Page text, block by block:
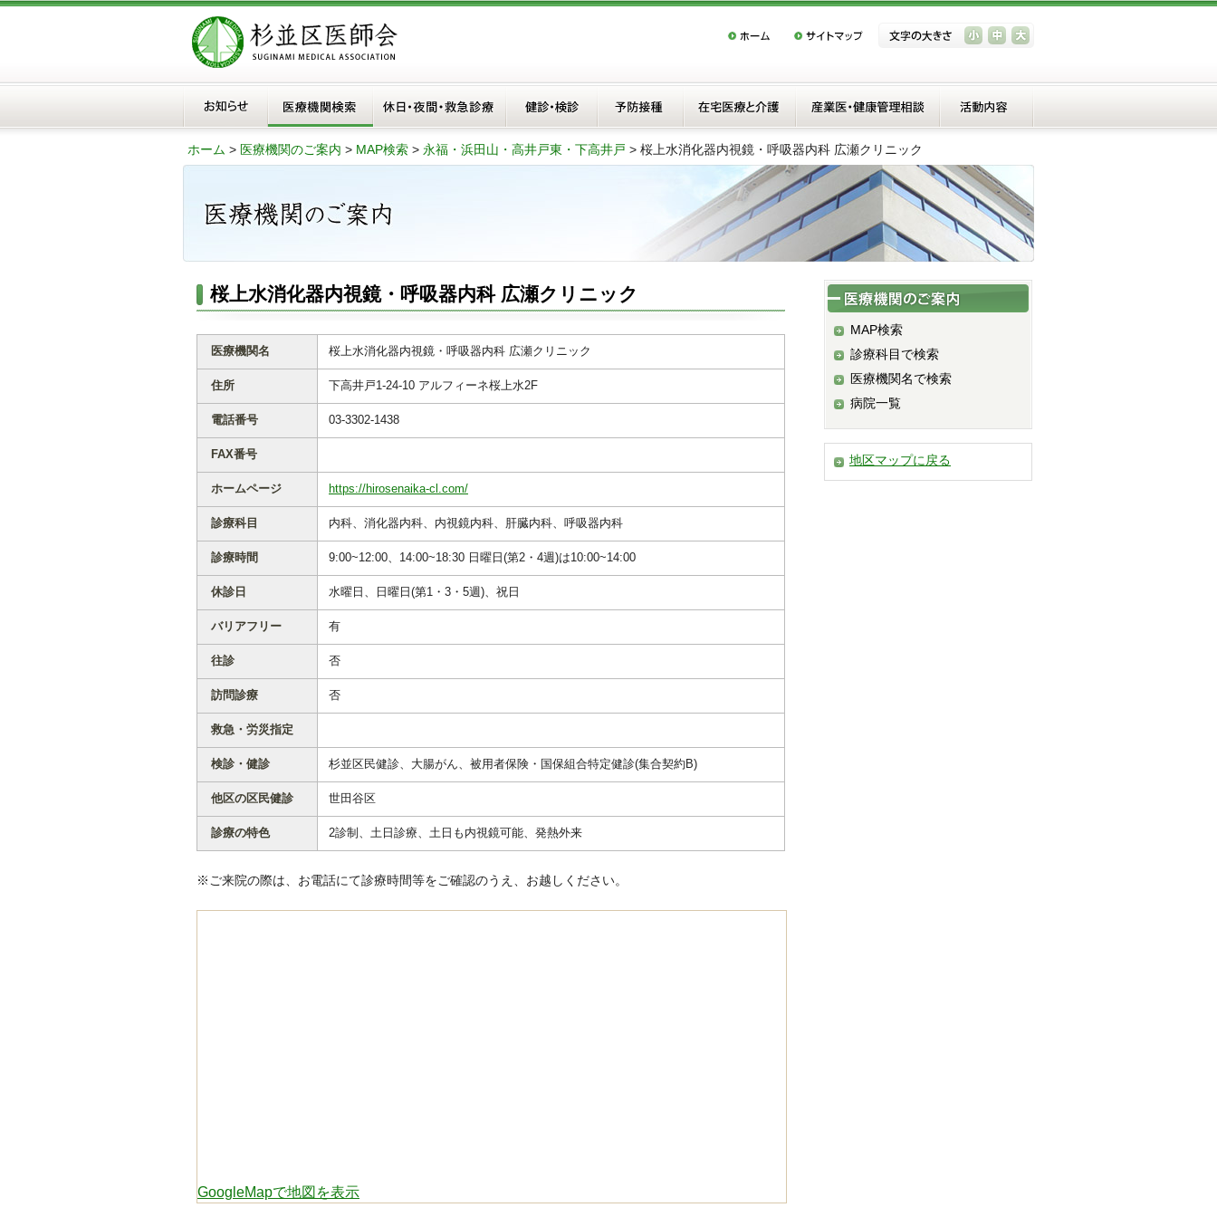
ホーム > 医療機関のご案内 > MAP検索 > 永福・浜田山・高井戸東・下高井戸 > 桜上水消化器内視鏡・呼吸器内科 広瀬クリニック
桜上水消化器内視鏡・呼吸器内科 広瀬クリニック
医療機関名 桜上水消化器内視鏡・呼吸器内科 広瀬クリニック
住所 下高井戸1-24-10 アルフィーネ桜上水2F
電話番号 03-3302-1438
FAX番号
ホームページ https://hirosenaika-cl.com/
診療科目 内科、消化器内科、内視鏡内科、肝臓内科、呼吸器内科
診療時間 9:00~12:00、14:00~18:30 日曜日(第2・4週)は10:00~14:00
休診日 水曜日、日曜日(第1・3・5週)、祝日
バリアフリー 有
往診 否
訪問診療 否
救急・労災指定
検診・健診 杉並区民健診、大腸がん、被用者保険・国保組合特定健診(集合契約B)
他区の区民健診 世田谷区
診療の特色 2診制、土日診療、土日も内視鏡可能、発熱外来
※ご来院の際は、お電話にて診療時間等をご確認のうえ、お越しください。
GoogleMapで地図を表示
MAP検索
診療科目で検索
医療機関名で検索
病院一覧
地区マップに戻る